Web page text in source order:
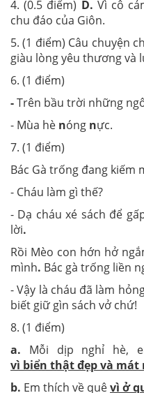
4. (0.5 điểm) D. Vì cô
chu đáo của Giôn.
5. (1 điểm) Câu chuyện
giàu lòng yêu thương và
6. (1 điểm)
-Trên bầu trời những
- Mùa hè nóng nực.
7. (1 điểm)
Bác Gà trống đang kiếm
- Cháu làm gì thế?
- Dạ cháu xé sách để
lời.
Rồi Mèo con hớn hở
mình. Bác gà trống liền
- Vậy là cháu đã làm
biết giữ gìn sách vở chứ!
8. (1 điểm)
a. Mỗi dịp nghỉ hè,
vì biển thật đẹp và mát
b. Em thích về quêvì ở